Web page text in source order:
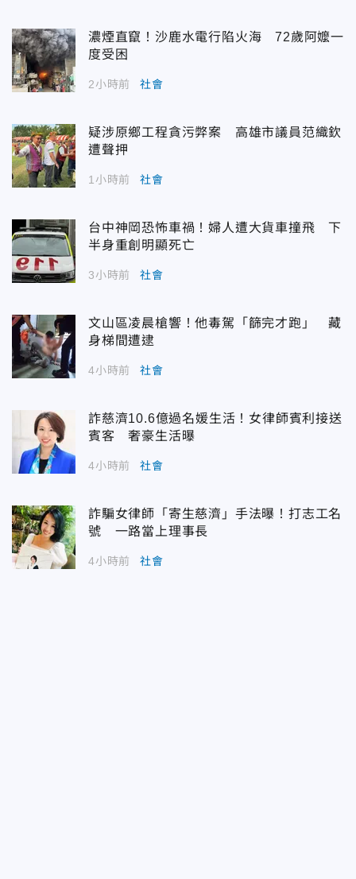
濃煙直竄！沙鹿水電行陷火海 72歲阿嬤一
度受困
2小時前 社會
疑涉原鄉工程貪污弊案 高雄市議員范織欽
遭聲押
1小時前 社會
台中神岡恐怖車禍！婦人遭大貨車撞飛 下
半身重創明顯死亡
3小時前 社會
文山區凌晨槍響！他毒駕「篩完才跑」 藏
身梯間遭逮
4小時前 社會
詐慈濟10.6億過名媛生活！女律師賓利接送
賓客 奢豪生活曝
4小時前 社會
詐騙女律師「寄生慈濟」手法曝！打志工名
號 一路當上理事長
4小時前 社會